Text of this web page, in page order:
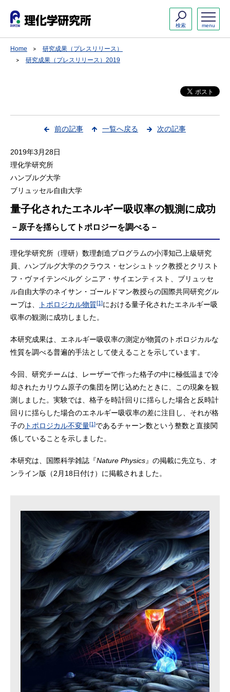
menu
検索
Home
研究成果（プレスリリース）
研究成果（プレスリリース）2019
前の記事 一覧へ戻る 次の記事
2019年3月28日
理化学研究所
ハンブルグ大学
ブリュッセル自由大学
量子化されたエネルギー吸収率の観測に成功
－原子を揺らしてトポロジーを調べる－
理化学研究所（理研）数理創造プログラムの小澤知己上級研究
員、ハンブルグ大学のクラウス・センシュトック教授とクリスト
フ・ヴァイテンベルグ シニア・サイエンティスト、ブリュッセ
ル自由大学のネイサン・ゴールドマン教授らの国際共同研究グル
ープは、
トポロジカル物質[1]における量子化されたエネルギー吸
収率の観測に成功しました。
本研究成果は、エネルギー吸収率の測定が物質のトポロジカルな
性質を調べる普遍的手法として使えることを示しています。
今回、研究チームは、レーザーで作った格子の中に極低温まで冷
却されたカリウム原子の集団を閉じ込めたときに、この現象を観
測しました。実験では、格子を時計回りに揺らした場合と反時計
回りに揺らした場合のエネルギー吸収率の差に注目し、それが格
子の トポロジカル不変量[1]であるチャーン数という整数と直接関
係していることを示しました。
本研究は、国際科学雑誌『Nature Physics』の掲載に先立ち、オ
ンライン版（2月18日付け）に掲載されました。